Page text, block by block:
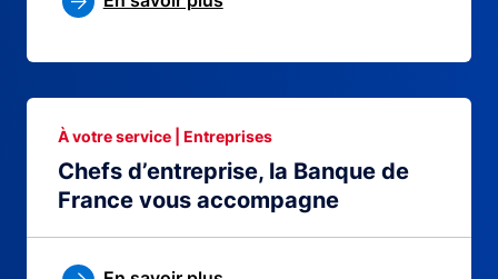
Chefs d’entreprise, la Banque de
France vous accompagne
À votre service | Entreprises